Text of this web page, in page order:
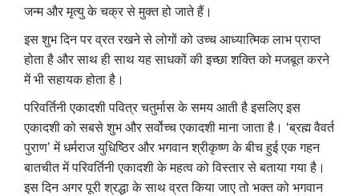
जन्म और मृत्यु के चक्र से मुक्त हो जाते हैं।
इस शुभ दिन पर व्रत रखने से लोगों को उच्च आध्यात्मिक लाभ प्राप्त
होता है और साथ ही साथ यह साधकों की इच्छा शक्ति को मजबूत करने
में भी सहायक होता है।
परिवर्तिनी एकादशी पवित्र चतुर्मास के समय आती है इसलिए इस
एकादशी को सबसे शुभ और सर्वोच्च एकादशी माना जाता है। ‘ब्रह्म वैवर्त
पुराण’ में धर्मराज युधिष्ठिर और भगवान श्रीकृष्ण के बीच हुई एक गहन
बातचीत में परिवर्तिनी एकादशी के महत्व को विस्तार से बताया गया है।
इस दिन अगर पूरी श्रद्धा के साथ व्रत किया जाए तो भक्त को भगवान